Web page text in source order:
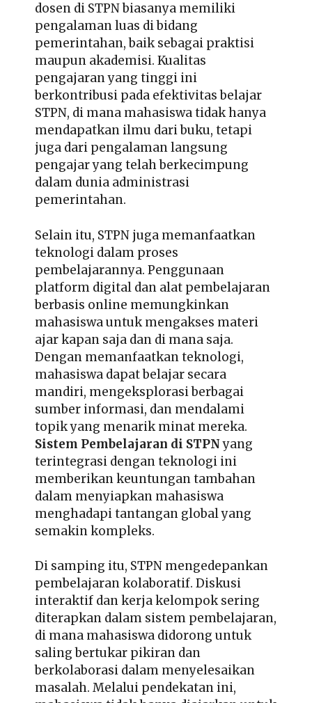
dosen di STPN biasanya memiliki
pengalaman luas di bidang
pemerintahan, baik sebagai praktisi
maupun akademisi. Kualitas
pengajaran yang tinggi ini
berkontribusi pada efektivitas belajar
STPN, di mana mahasiswa tidak hanya
mendapatkan ilmu dari buku, tetapi
juga dari pengalaman langsung
pengajar yang telah berkecimpung
dalam dunia administrasi
pemerintahan.
Selain itu, STPN juga memanfaatkan
teknologi dalam proses
pembelajarannya. Penggunaan
platform digital dan alat pembelajaran
berbasis online memungkinkan
mahasiswa untuk mengakses materi
ajar kapan saja dan di mana saja.
Dengan memanfaatkan teknologi,
mahasiswa dapat belajar secara
mandiri, mengeksplorasi berbagai
sumber informasi, dan mendalami
topik yang menarik minat mereka.
Sistem Pembelajaran di STPNyang
terintegrasi dengan teknologi ini
memberikan keuntungan tambahan
dalam menyiapkan mahasiswa
menghadapi tantangan global yang
semakin kompleks.
Di samping itu, STPN mengedepankan
pembelajaran kolaboratif. Diskusi
interaktif dan kerja kelompok sering
diterapkan dalam sistem pembelajaran,
di mana mahasiswa didorong untuk
saling bertukar pikiran dan
berkolaborasi dalam menyelesaikan
masalah. Melalui pendekatan ini,